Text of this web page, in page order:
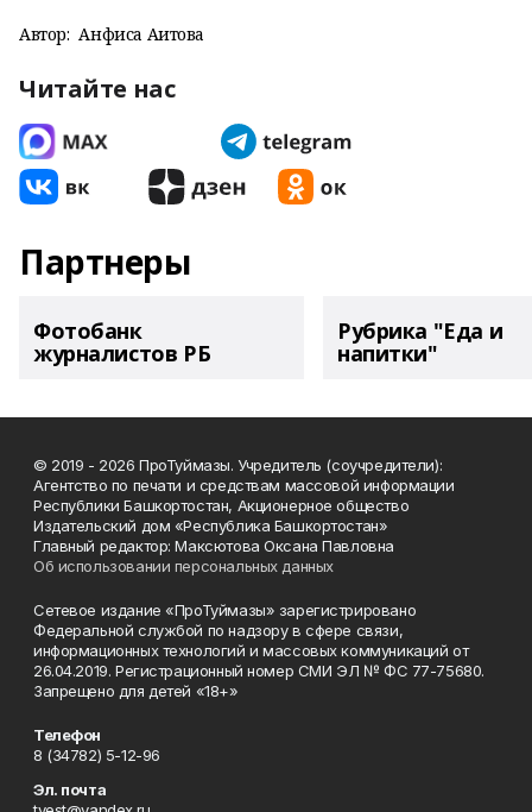
Автор: Анфиса Аитова
Читайте нас
Партнеры
Фотобанк
журналистов РБ
Рубрика "Еда и
напитки"
© 2019 - 2026 ПроТуймазы. Учредитель (соучредители):
Агентство по печати и средствам массовой информации
Республики Башкортостан, Акционерное общество
Издательский дом «Республика Башкортостан»
Главный редактор: Максютова Оксана Павловна
Об использовании персональных данных
Сетевое издание «ПроТуймазы» зарегистрировано
Федеральной службой по надзору в сфере связи,
информационных технологий и массовых коммуникаций от
26.04.2019. Регистрационный номер СМИ ЭЛ № ФС 77-75680.
Запрещено для детей «18+»
Телефон
8 (34782) 5-12-96
Эл. почта